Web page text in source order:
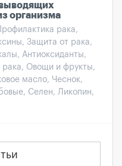
организма
рака,
Защита от рака,
Антиоксиданты,
рака, Овощи и фрукты,
масло, Чеснок,
Селен, Ликопин,